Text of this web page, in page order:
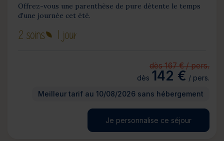
Offrez-vous une parenthèse de pure détente le temps
d'une journée cet été.
2 soins 1 jour
dès 167 € / pers.
dès 142 € / pers.
Meilleur tarif au 10/08/2026 sans hébergement
Je personnalise ce séjour